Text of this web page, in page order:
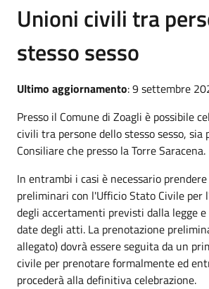
Unioni civili tra
stesso sesso
Ultimo aggiornamento: 9 settembre
Presso il Comune di Zoagli è possibile
civili tra persone dello stesso sesso, sia
Consiliare che presso la Torre Saracena.
In entrambi i casi è necessario
preliminari con l'Ufficio Stato Civile per
degli accertamenti previsti dalla legge
date degli atti. La prenotazione
allegato) dovrà essere seguita da un
civile per prenotare formalmente ed
procederà alla definitiva celebrazione.